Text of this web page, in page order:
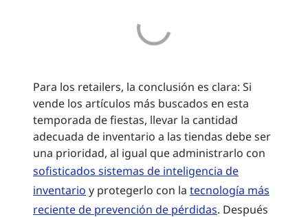
Para los retailers, la conclusión es clara: Si
vende los artículos más buscados en esta
temporada de fiestas, llevar la cantidad
adecuada de inventario a las tiendas debe ser
una prioridad, al igual que administrarlo con
sofisticados sistemas de inteligencia de
inventario y protegerlo con la tecnología más
reciente de prevención de pérdidas. Después